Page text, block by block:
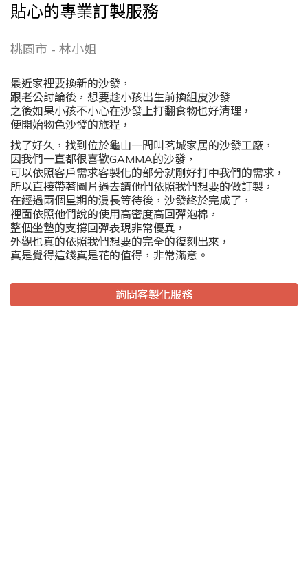
貼心的專業訂製服務
桃園市 - 林小姐
最近家裡要換新的沙發，
跟老公討論後，想要趁小孩出生前換組皮沙發
之後如果小孩不小心在沙發上打翻食物也好清理，
便開始物色沙發的旅程，
找了好久，找到位於龜山一間叫茗城家居的沙發工廠，
因我們一直都很喜歡GAMMA的沙發，
可以依照客戶需求客製化的部分就剛好打中我們的需求，
所以直接帶著圖片過去請他們依照我們想要的做訂製，
在經過兩個星期的漫長等待後，沙發終於完成了，
裡面依照他們說的使用高密度高回彈泡棉，
整個坐墊的支撐回彈表現非常優異，
外觀也真的依照我們想要的完全的復刻出來，
真是覺得這錢真是花的值得，非常滿意。
詢問客製化服務